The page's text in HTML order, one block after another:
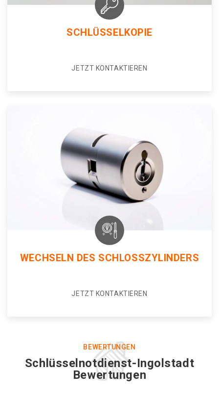
SCHLÜSSELKOPIE
JETZT KONTAKTIEREN
WECHSELN DES SCHLOSSZYLINDERS
JETZT KONTAKTIEREN
BEWERTUNGEN
Schlüsselnotdienst-Ingolstadt
Bewertungen